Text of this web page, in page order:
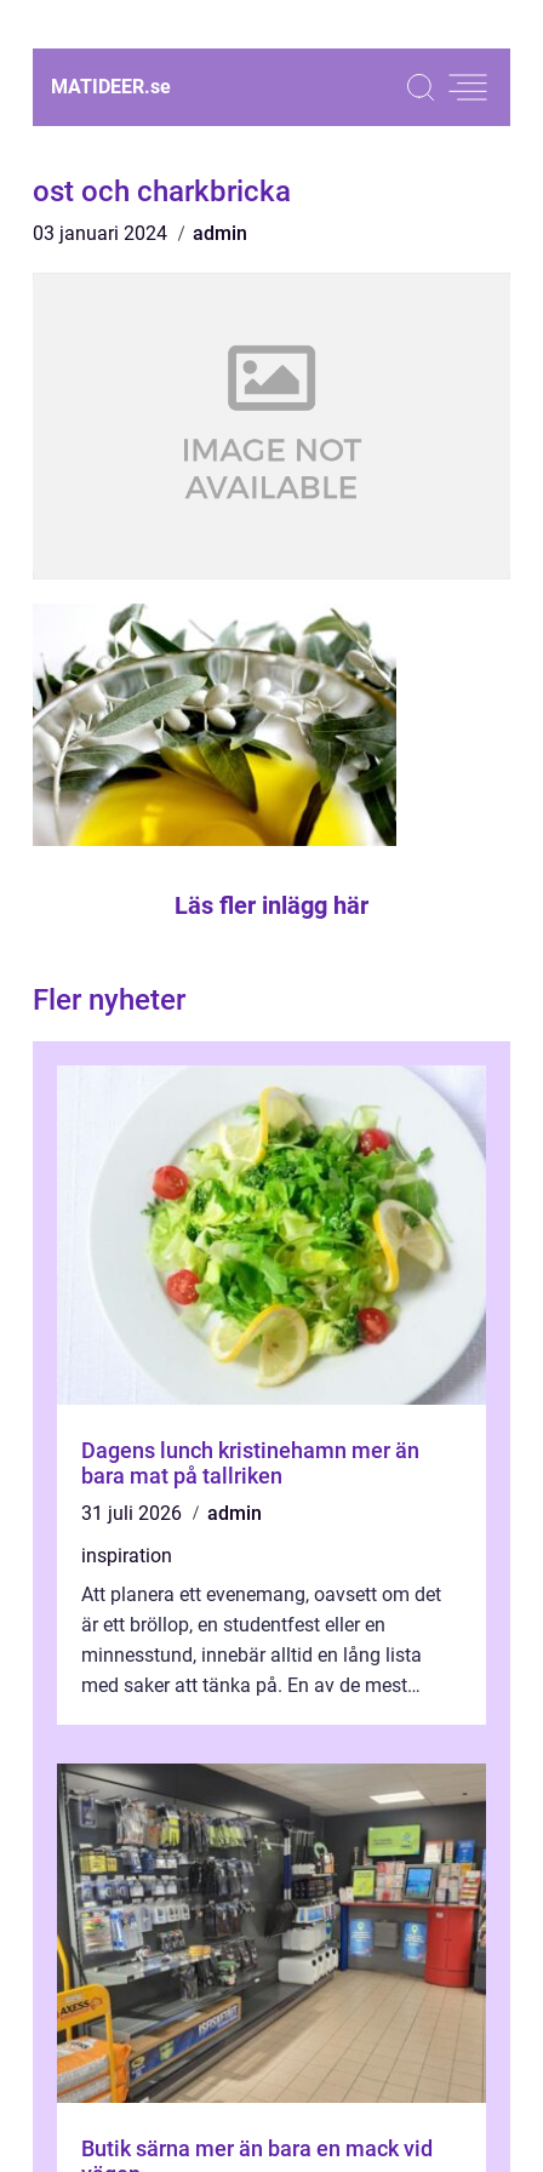
MATIDEER.se
ost och charkbricka
03 januari 2024 admin
Läs fler inlägg här
Fler nyheter
Dagens lunch kristinehamn mer än
bara mat på tallriken
31 juli 2026
admin
inspiration
Att planera ett evenemang, oavsett om det
är ett bröllop, en studentfest eller en
minnesstund, innebär alltid en lång lista
med saker att tänka på. En av de mest
Butik särna mer än bara en mack vid